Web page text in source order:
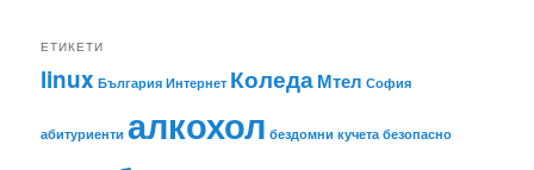
ЕТИКЕТИ
linux България Интернет КоледаМтел София
абитуриенти алкохол бездомни кучета безопасно